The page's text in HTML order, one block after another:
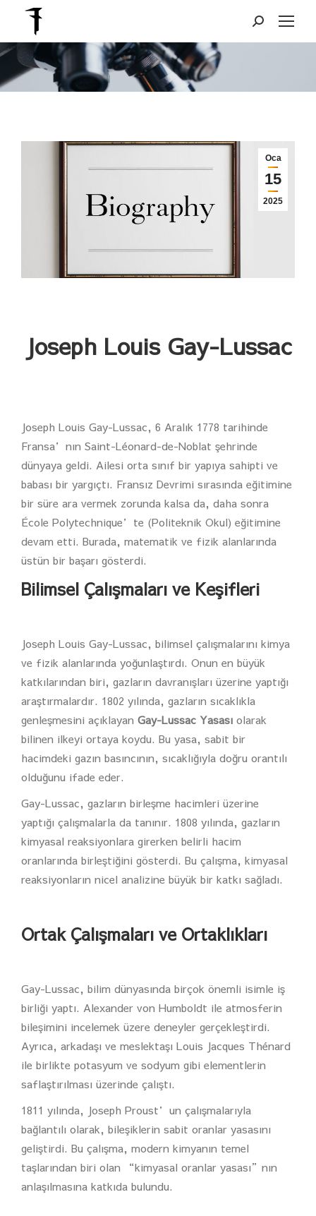
Search:
You are here:
Oca
15
2025
Joseph Louis Gay-Lussac
Joseph Louis Gay-Lussac, 6 Aralık 1778 tarihinde
Fransa’nın Saint-Léonard-de-Noblat şehrinde
dünyaya geldi. Ailesi orta sınıf bir yapıya sahipti ve
babası bir yargıçtı. Fransız Devrimi sırasında eğitimine
bir süre ara vermek zorunda kalsa da, daha sonra
École Polytechnique’te (Politeknik Okul) eğitimine
devam etti. Burada, matematik ve fizik alanlarında
üstün bir başarı gösterdi.
Bilimsel Çalışmaları ve Keşifleri
Joseph Louis Gay-Lussac, bilimsel çalışmalarını kimya
ve fizik alanlarında yoğunlaştırdı. Onun en büyük
katkılarından biri, gazların davranışları üzerine yaptığı
araştırmalardır. 1802 yılında, gazların sıcaklıkla
genleşmesini açıklayan Gay-Lussac Yasası olarak
bilinen ilkeyi ortaya koydu. Bu yasa, sabit bir
hacimdeki gazın basıncının, sıcaklığıyla doğru orantılı
olduğunu ifade eder.
Gay-Lussac, gazların birleşme hacimleri üzerine
yaptığı çalışmalarla da tanınır. 1808 yılında, gazların
kimyasal reaksiyonlara girerken belirli hacim
oranlarında birleştiğini gösterdi. Bu çalışma, kimyasal
reaksiyonların nicel analizine büyük bir katkı sağladı.
Ortak Çalışmaları ve Ortaklıkları
Gay-Lussac, bilim dünyasında birçok önemli isimle iş
birliği yaptı. Alexander von Humboldt ile atmosferin
bileşimini incelemek üzere deneyler gerçekleştirdi.
Ayrıca, arkadaşı ve meslektaşı Louis Jacques Thénard
ile birlikte potasyum ve sodyum gibi elementlerin
saflaştırılması üzerinde çalıştı.
1811 yılında, Joseph Proust’un çalışmalarıyla
bağlantılı olarak, bileşiklerin sabit oranlar yasasını
geliştirdi. Bu çalışma, modern kimyanın temel
taşlarından biri olan “kimyasal oranlar yasası”nın
anlaşılmasına katkıda bulundu.